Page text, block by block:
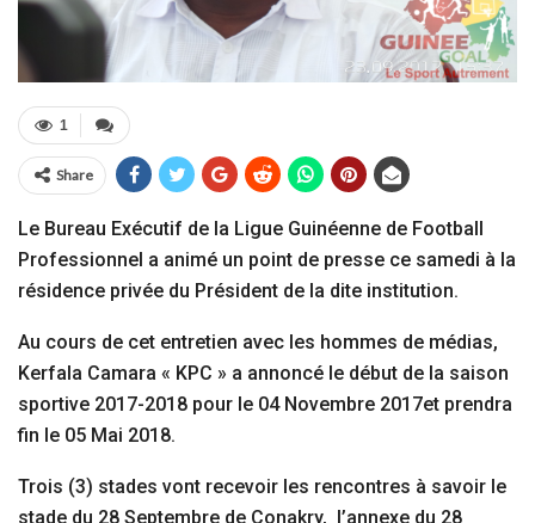
1
Share
Le Bureau Exécutif de la Ligue Guinéenne de Football
Professionnel a animé un point de presse ce samedi à la
résidence privée du Président de la dite institution.
Au cours de cet entretien avec les hommes de médias,
Kerfala Camara « KPC » a annoncé le début de la saison
sportive 2017-2018 pour le 04 Novembre 2017et prendra
fin le 05 Mai 2018.
Trois (3) stades vont recevoir les rencontres à savoir le
stade du 28 Septembre de Conakry, l’annexe du 28